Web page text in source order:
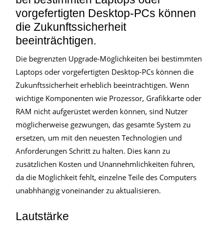
vorgefertigten Desktop-PCs können
die Zukunftssicherheit
beeinträchtigen.
Die begrenzten Upgrade-Möglichkeiten bei bestimmten
Laptops oder vorgefertigten Desktop-PCs können die
Zukunftssicherheit erheblich beeinträchtigen. Wenn
wichtige Komponenten wie Prozessor, Grafikkarte oder
RAM nicht aufgerüstet werden können, sind Nutzer
möglicherweise gezwungen, das gesamte System zu
ersetzen, um mit den neuesten Technologien und
Anforderungen Schritt zu halten. Dies kann zu
zusätzlichen Kosten und Unannehmlichkeiten führen,
da die Möglichkeit fehlt, einzelne Teile des Computers
unabhhängig voneinander zu aktualisieren.
Lautstärke